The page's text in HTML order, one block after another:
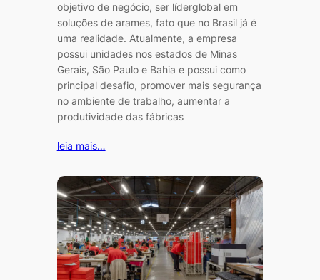
objetivo de negócio, ser líderglobal em
soluções de arames, fato que no Brasil já é
uma realidade. Atualmente, a empresa
possui unidades nos estados de Minas
Gerais, São Paulo e Bahia e possui como
principal desafio, promover mais segurança
no ambiente de trabalho, aumentar a
produtividade das fábricas
leia mais…